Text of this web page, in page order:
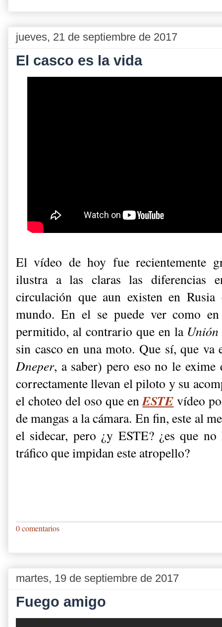
jueves, 21 de septiembre de 2017
El casco es la vida
El vídeo de hoy fue recientemente
ilustra a las claras las diferencias
circulación que aun existen en
mundo. En el se puede ver como
permitido, al contrario que en laUnión
sin casco en una moto. Que sí, que
Dneper, a saber) pero eso no le
correctamente llevan el piloto y su
el choteo del oso que enESTE vídeo
de mangas a la cámara. En fin, este al
el sidecar, pero ¿y ESTE? ¿es que
tráfico que impidan este atropello?
0 comentarios
martes, 19 de septiembre de 2017
Fuego amigo